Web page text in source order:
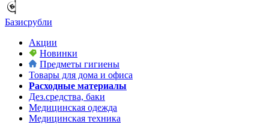
Базисрубли
Акции
Новинки
Предметы гигиены
Товары для дома и офиса
Расходные материалы
Дез.средства, баки
Медицинская одежда
Медицинская техника